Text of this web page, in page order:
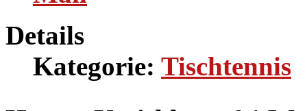
Details
Kategorie: Tischtennis